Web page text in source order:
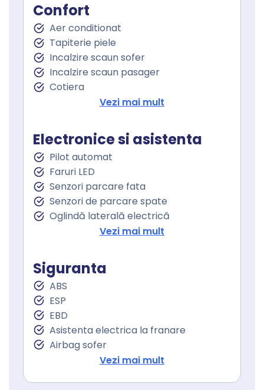
Confort
Aer conditionat
Tapiterie piele
Incalzire scaun sofer
Incalzire scaun pasager
Cotiera
Volan de piele
Keyless go
Pornire motor Keyless
Senzor ploaie
Geamuri fata electrice
Geamuri cu tenta
Vezi mai mult
Electronice si asistenta
Pilot automat
Faruri LED
Senzori parcare fata
Senzori de parcare spate
Oglindă laterală electrică
Oglinzi exterioare rabatabile electric
Asistent staionare in rampa
Lumini de zi
Lumini de zi LED
Stopuri LED
Follow me home
Sistem Start Stop
Servodirecţie
Vezi mai mult
Siguranta
ABS
ESP
EBD
Asistenta electrica la franare
Airbag sofer
Airbag pasagerVezi mai mult